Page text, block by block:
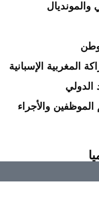
المغربية الإسبانية
الدولي
والأجراء